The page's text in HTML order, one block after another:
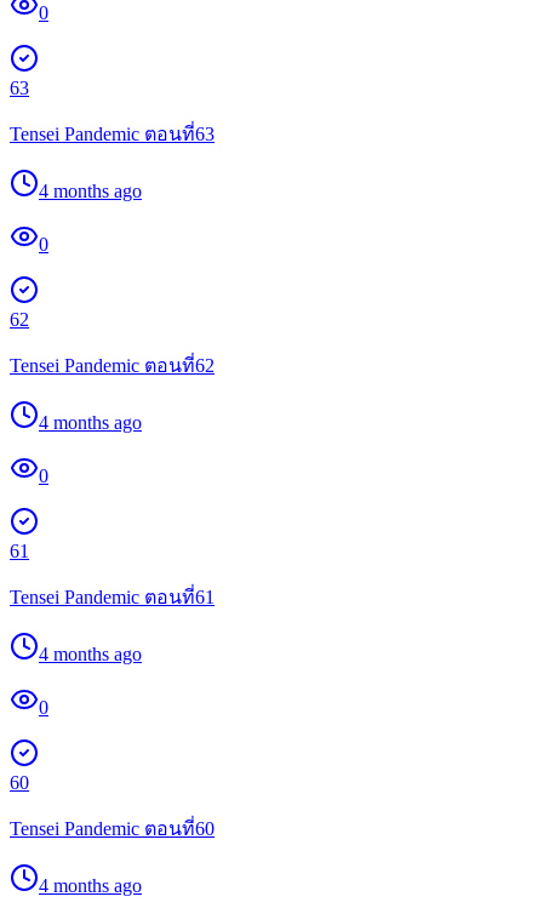
0
63
Tensei Pandemic ตอนที่63
4 months ago
0
62
Tensei Pandemic ตอนที่62
4 months ago
0
61
Tensei Pandemic ตอนที่61
4 months ago
0
60
Tensei Pandemic ตอนที่60
4 months ago